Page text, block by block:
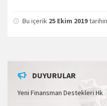
Bu içerik 25 Ekim 2019
DUYURULAR
Yeni Finansman Destekleri Hk